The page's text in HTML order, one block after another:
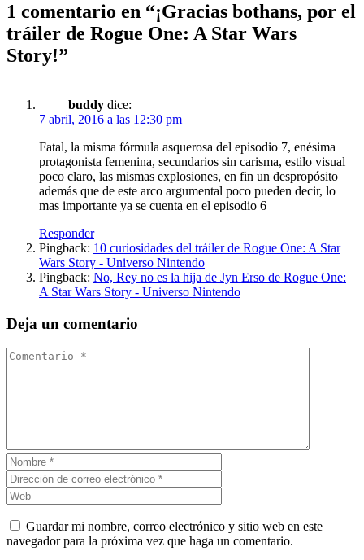
1 comentario en “¡Gracias bothans, por el
tráiler de Rogue One: A Star Wars
Story!”
buddy dice:
7 abril, 2016 a las 12:30 pm
Fatal, la misma fórmula asquerosa del episodio 7, enésima
protagonista femenina, secundarios sin carisma, estilo visual
poco claro, las mismas explosiones, en fin un despropósito
además que de este arco argumental poco pueden decir, lo
mas importante ya se cuenta en el episodio 6
Responder
Pingback: 10 curiosidades del tráiler de Rogue One: A Star
Wars Story - Universo Nintendo
Pingback: No, Rey no es la hija de Jyn Erso de Rogue One:
A Star Wars Story - Universo Nintendo
Deja un comentario
Guardar mi nombre, correo electrónico y sitio web en este
navegador para la próxima vez que haga un comentario.